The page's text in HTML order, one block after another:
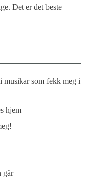
Det er det beste
musikar som fekk meg i
hjem
går